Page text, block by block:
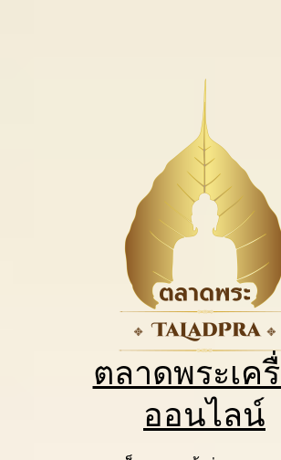
ตลาดพระเค
ออนไลน์